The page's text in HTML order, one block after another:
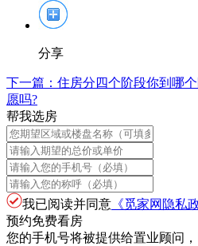
分享
下一篇： 住房分四个阶段你到哪
愿吗?
帮我选房
我已阅读并同意 《觅家网隐私
预约免费看房
您的手机号将被提供给置业顾问